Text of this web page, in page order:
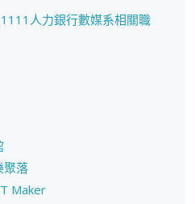
人力銀行數媒系相關職
聚落
Maker